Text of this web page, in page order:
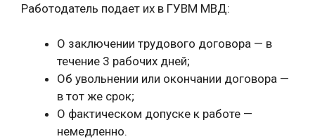
Работодатель подает их в ГУВМ МВД:
О заключении трудового договора — в
течение 3 рабочих дней;
Об увольнении или окончании договора —
в тот же срок;
О фактическом допуске к работе —
немедленно.